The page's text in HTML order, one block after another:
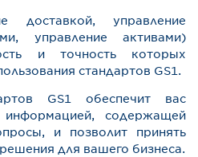
доставкой, управление
управление активами)
и точность которых
стандартов GS1.
GS1 обеспечит вас
содержащей
и позволит принять
для вашего бизнеса.